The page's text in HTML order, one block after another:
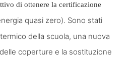
di ottenere la certificazione
quasi zero). Sono stati
della scuola, una nuova
coperture e la sostituzione